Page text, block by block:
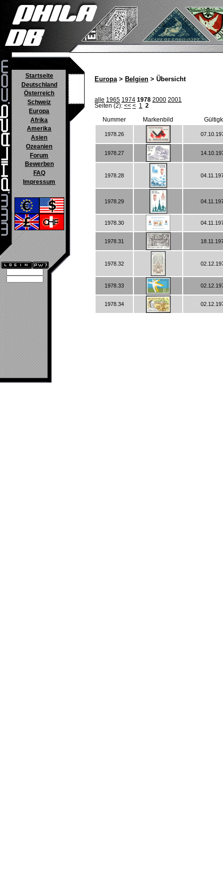
Startseite
Deutschland
Österreich
Schweiz
Europa
Afrika
Amerika
Asien
Ozeanien
Forum
Bewerben
FAQ
Impressum
Europa> Belgien > Übersicht
alle 1965 1974 1978 2000 2001
Seiten (2): << < 1 2
Nummer Markenbild
1978.26
1978.27
1978.28
1978.29
1978.30
1978.31
1978.32
1978.33
1978.34